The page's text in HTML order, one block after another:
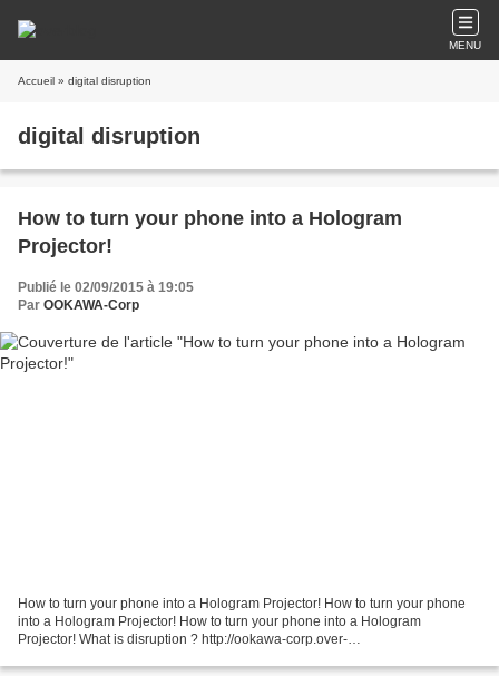
MENU
Accueil » digital disruption
digital disruption
How to turn your phone into a Hologram
Projector!
Publié le 02/09/2015 à 19:05
Par OOKAWA-Corp
How to turn your phone into a Hologram Projector! How to turn your phone
into a Hologram Projector! How to turn your phone into a Hologram
Projector! What is disruption ? http://ookawa-corp.over-